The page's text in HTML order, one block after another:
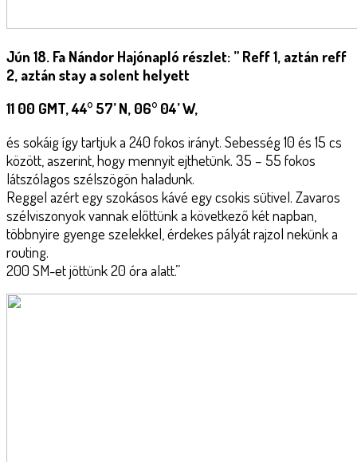
Jún 18. Fa Nándor Hajónapló részlet: ” Reff 1, aztán reff
2, aztán stay a solent helyett
11 00 GMT, 44° 57’ N, 06° 04’ W,
és sokáig így tartjuk a 240 fokos irányt. Sebesség 10 és 15 cs
között, aszerint, hogy mennyit ejthetünk. 35 – 55 fokos
látszólagos szélszögön haladunk.
Reggel azért egy szokásos kávé egy csokis sütivel. Zavaros
szélviszonyok vannak előttünk a következő két napban,
többnyire gyenge szelekkel, érdekes pályát rajzol nekünk a
routing.
200 SM-et jöttünk 20 óra alatt.”